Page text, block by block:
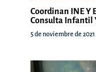
Coordinan INE Y
Consulta Infantil
5 de noviembre de 2021